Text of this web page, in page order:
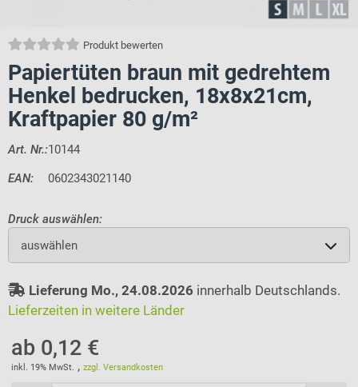
Produkt bewerten
Papiertüten braun mit gedrehtem
Henkel bedrucken, 18x8x21cm,
Kraftpapier 80 g/m²
Art. Nr.:10144
EAN: 0602343021140
Druck auswählen:
auswählen
Lieferung Mo., 24.08.2026 innerhalb Deutschlands.
Lieferzeiten in weitere Länder
ab 0,12 €
inkl. 19% MwSt. ,zzgl. Versandkosten